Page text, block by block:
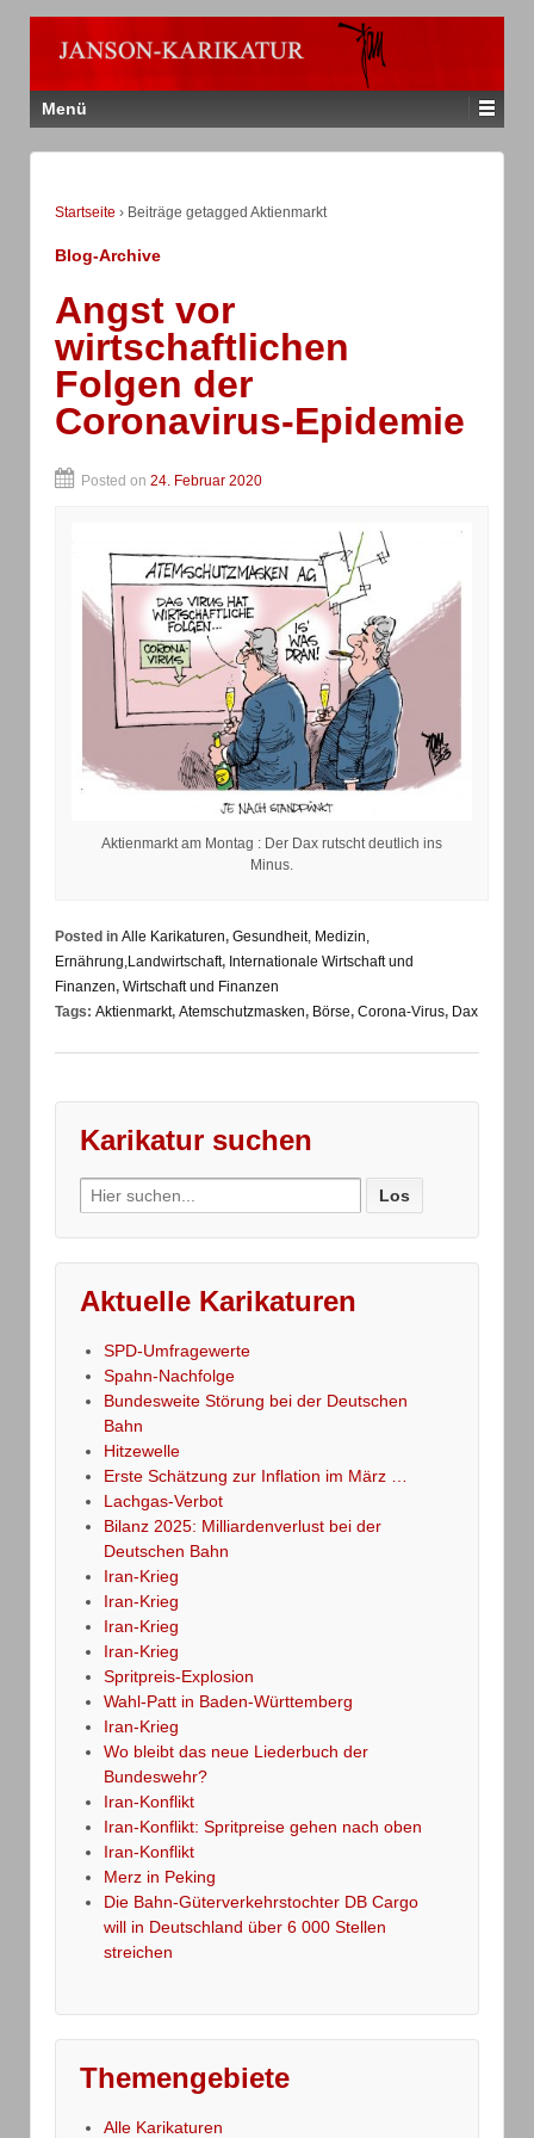
Menü
Startseite › Beiträge getagged Aktienmarkt
Blog-Archive
Angst vor
wirtschaftlichen
Folgen der
Coronavirus-Epidemie
Posted on 24. Februar 2020
Aktienmarkt am Montag : Der Dax rutscht deutlich ins
Minus.
Posted in Alle Karikaturen, Gesundheit, Medizin,
Ernährung,Landwirtschaft, Internationale Wirtschaft und
Finanzen, Wirtschaft und Finanzen
Tags: Aktienmarkt, Atemschutzmasken, Börse, Corona-Virus, Dax
Karikatur suchen
Search
for:
Aktuelle Karikaturen
SPD-Umfragewerte
Spahn-Nachfolge
Bundesweite Störung bei der Deutschen
Bahn
Hitzewelle
Erste Schätzung zur Inflation im März …
Lachgas-Verbot
Bilanz 2025: Milliardenverlust bei der
Deutschen Bahn
Iran-Krieg
Iran-Krieg
Iran-Krieg
Iran-Krieg
Spritpreis-Explosion
Wahl-Patt in Baden-Württemberg
Iran-Krieg
Wo bleibt das neue Liederbuch der
Bundeswehr?
Iran-Konflikt
Iran-Konflikt: Spritpreise gehen nach oben
Iran-Konflikt
Merz in Peking
Die Bahn-Güterverkehrstochter DB Cargo
will in Deutschland über 6 000 Stellen
streichen
Themengebiete
Alle Karikaturen